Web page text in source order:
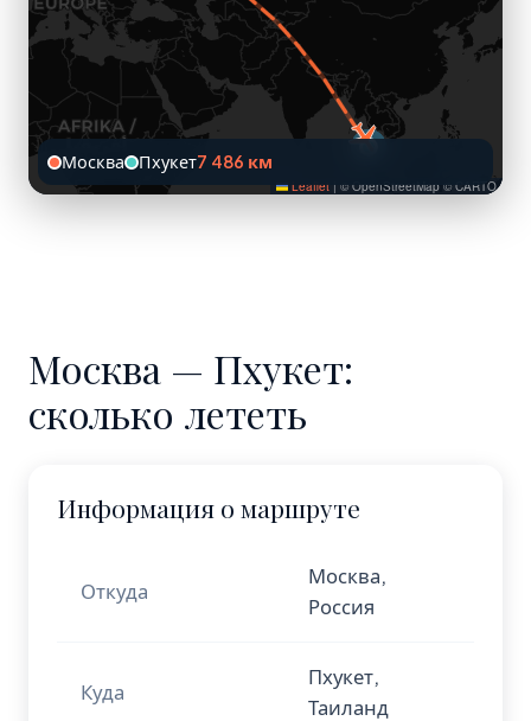
Leaflet | © OpenStreetMap © CARTO
Москва Пхукет7 486 км
Москва — Пхукет:
сколько лететь
Информация о маршруте
Откуда
Москва,
Россия
Куда
Пхукет,
Таиланд